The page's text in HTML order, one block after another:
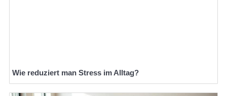
Wie reduziert man Stress im Alltag?